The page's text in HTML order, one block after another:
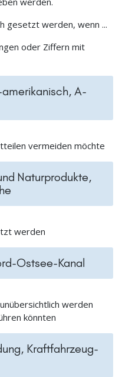
gesetzt werden, wenn ...
oder Ziffern mit
A-
vermeiden möchte
Naturprodukte,
werden
Ostsee-Kanal
werden
könnten
Kraftfahrzeug-